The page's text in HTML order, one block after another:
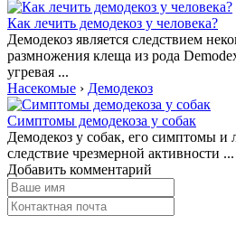
Как лечить демодекоз у человека?
Демодекоз является следствием
размножения клеща из рода
угревая ...
Насекомые › Демодекоз
Симптомы демодекоза у собак
Демодекоз у собак, его симптомы и
следствие чрезмерной активности ...
Добавить комментарий